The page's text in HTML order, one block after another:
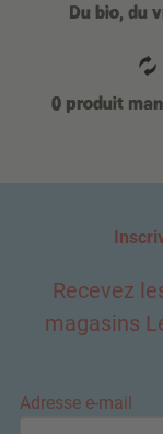
Du bio, du
0 produit
Recevez
magasins
Adresse e-mail